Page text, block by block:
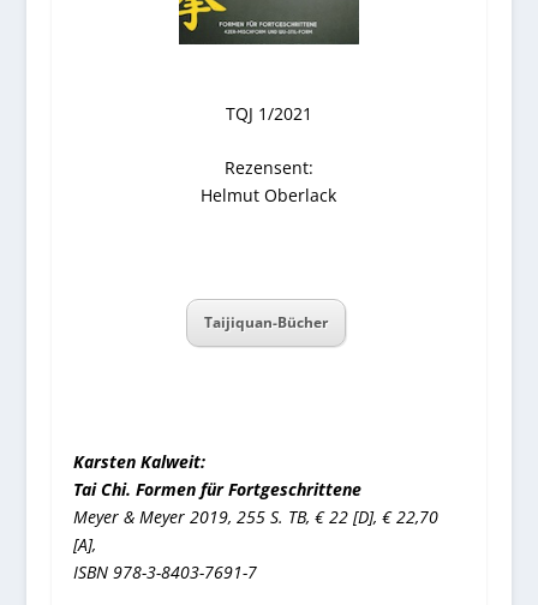
TQJ 1/2021
Rezensent:
Helmut Oberlack
Taijiquan-Bücher
Karsten Kalweit:
Tai Chi. Formen für Fortgeschrittene
Meyer & Meyer 2019, 255 S. TB, € 22 [D], € 22,70
[A],
ISBN 978-3-8403-7691-7